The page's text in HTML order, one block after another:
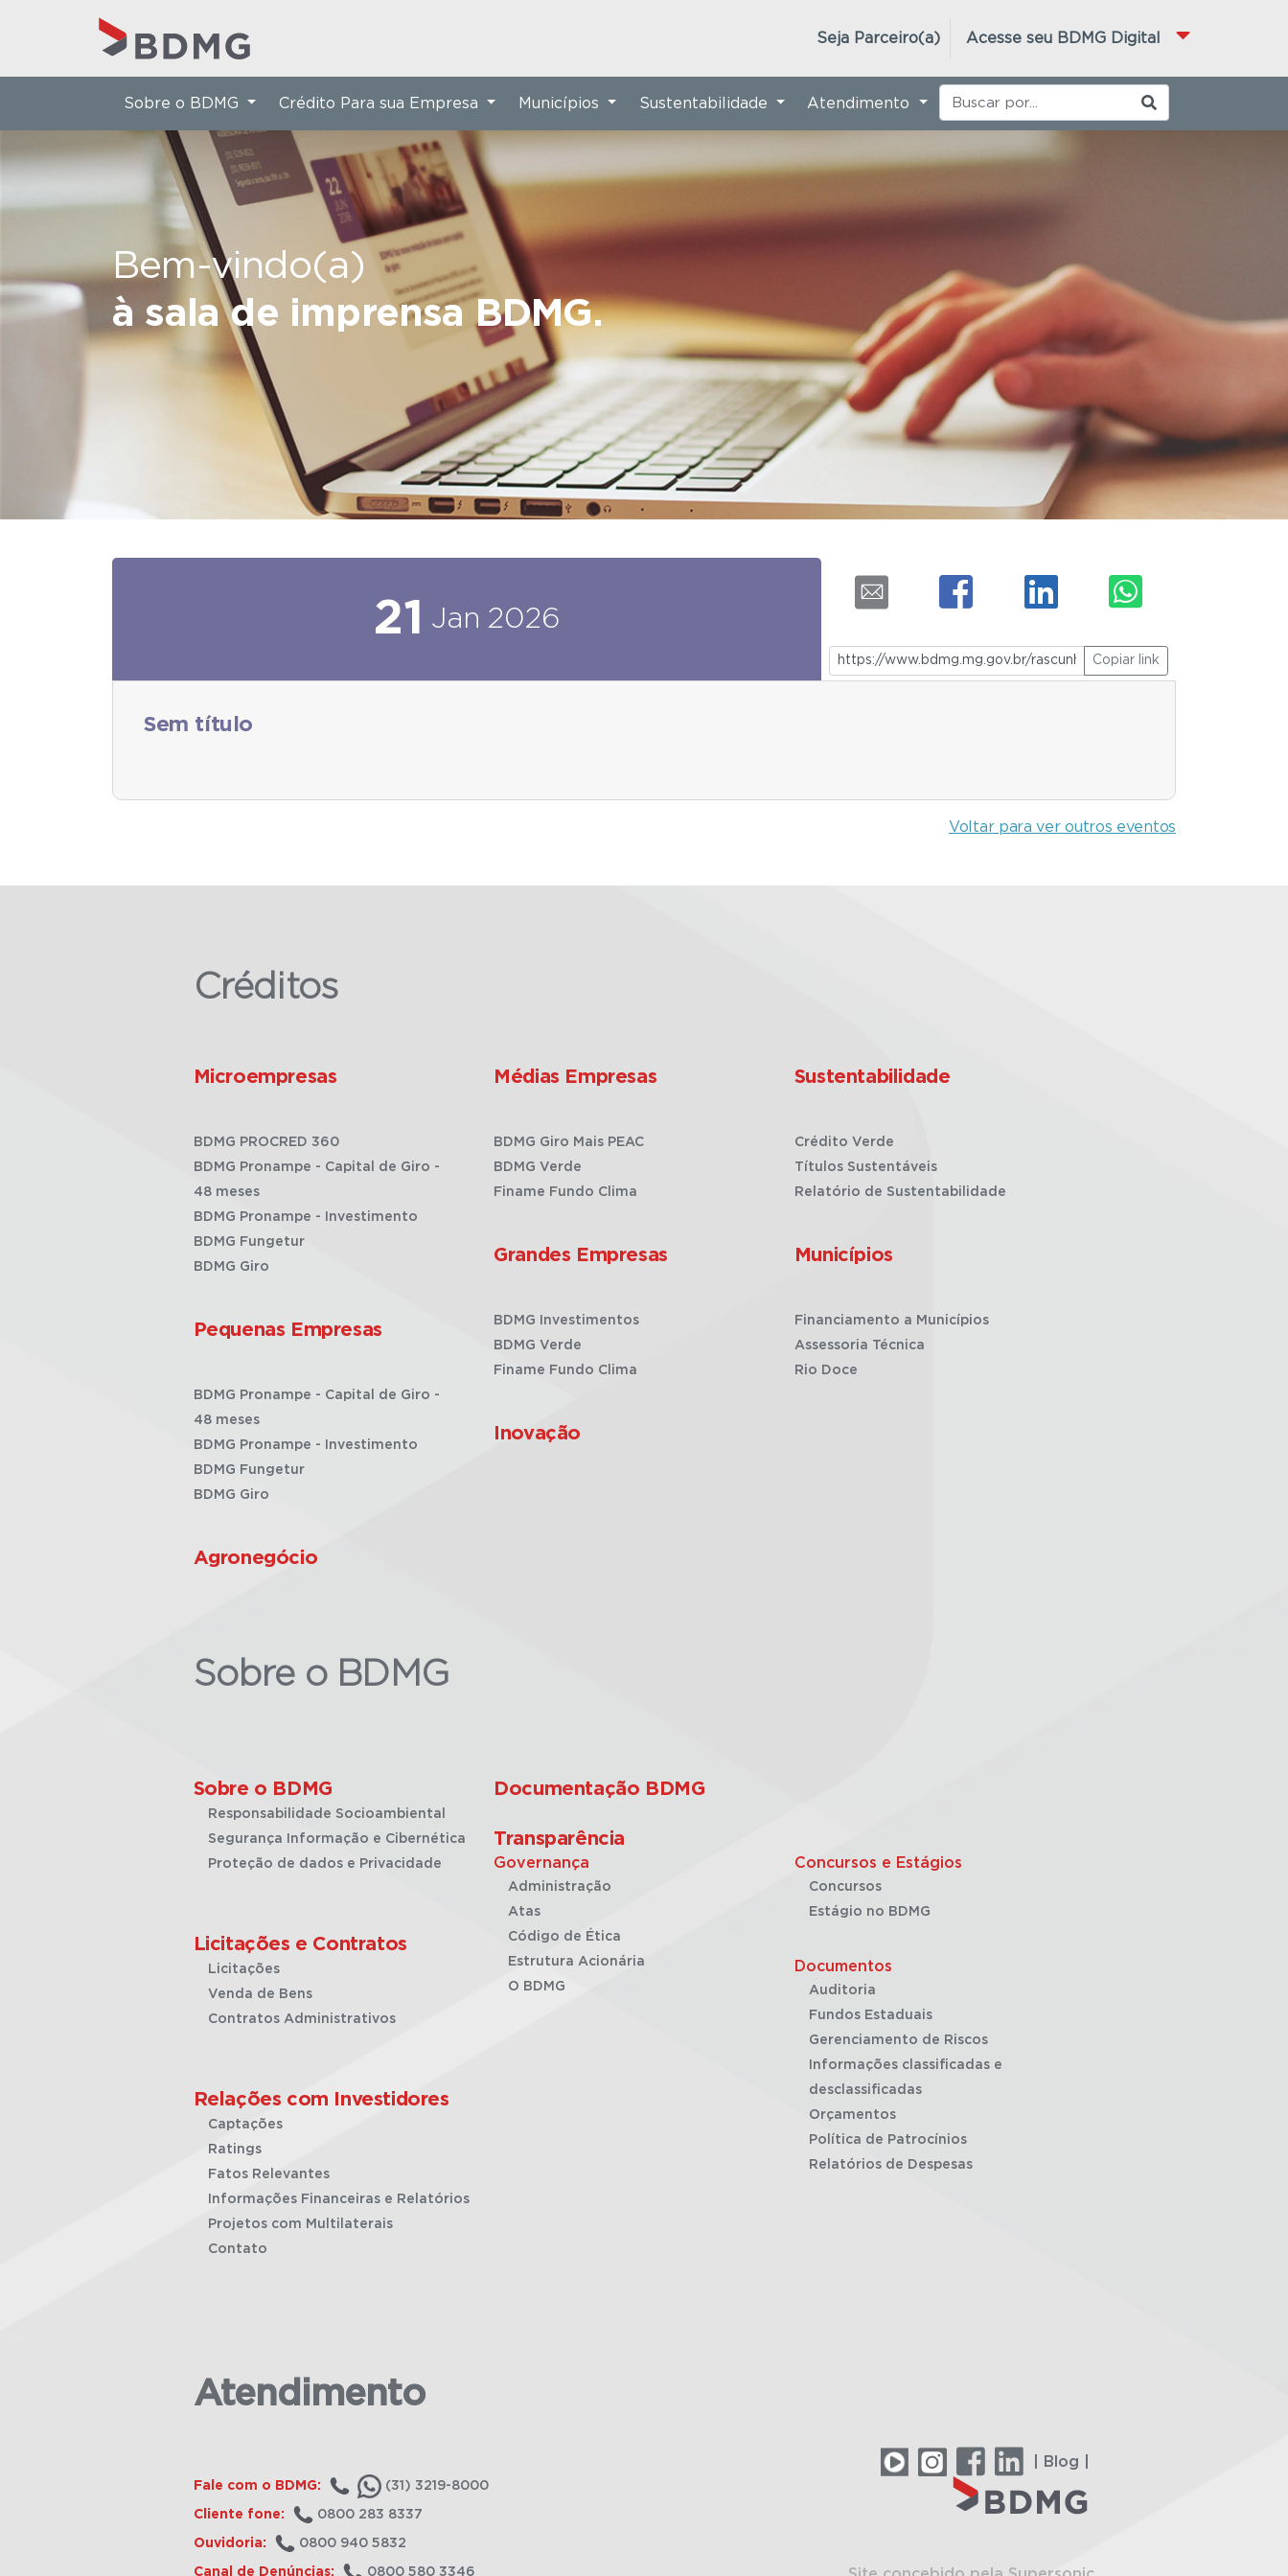
Acesse seu BDMG Digital
Seja Parceiro(a)
Bem-vindo(a)
à sala de imprensa BDMG.
Sobre o BDMG Crédito Para sua Empresa Municípios Sustentabilidade Atendimento
21 Jan 2026
Copiar link
Sem título
Voltar para ver outros eventos
Créditos
Microempresas
BDMG PROCRED 360
BDMG Pronampe - Capital de Giro -
48 meses
BDMG Pronampe - Investimento
BDMG Fungetur
BDMG Giro
Pequenas Empresas
BDMG Pronampe - Capital de Giro -
48 meses
BDMG Pronampe - Investimento
BDMG Fungetur
BDMG Giro
Agronegócio
Médias Empresas
BDMG Giro Mais PEAC
BDMG Verde
Finame Fundo Clima
Grandes Empresas
BDMG Investimentos
BDMG Verde
Finame Fundo Clima
Inovação
Sustentabilidade
Crédito Verde
Títulos Sustentáveis
Relatório de Sustentabilidade
Municípios
Financiamento a Municípios
Assessoria Técnica
Rio Doce
Sobre o BDMG
Sobre o BDMG
Responsabilidade Socioambiental
Segurança Informação e Cibernética
Proteção de dados e Privacidade
Licitações e Contratos
Licitações
Venda de Bens
Contratos Administrativos
Relações com Investidores
Captações
Ratings
Fatos Relevantes
Informações Financeiras e Relatórios
Projetos com Multilaterais
Contato
Documentação BDMG
Transparência
Governança
Administração
Atas
Código de Ética
Estrutura Acionária
O BDMG
Concursos e Estágios
Concursos
Estágio no BDMG
Documentos
Auditoria
Fundos Estaduais
Gerenciamento de Riscos
Informações classificadas e
desclassificadas
Orçamentos
Política de Patrocínios
Relatórios de Despesas
Atendimento
Fale com o BDMG: (31) 3219-8000
Cliente fone: 0800 283 8337
Ouvidoria: 0800 940 5832
Canal de Denúncias: 0800 580 3346
| Blog |